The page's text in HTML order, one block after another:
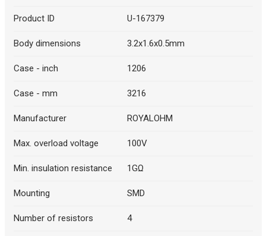
Product ID U-167379
Body dimensions 3.2x1.6x0.5mm
Case - inch 1206
Case - mm 3216
Manufacturer ROYALOHM
Max. overload voltage 100V
Min. insulation resistance 1GΩ
Mounting SMD
Number of resistors 4